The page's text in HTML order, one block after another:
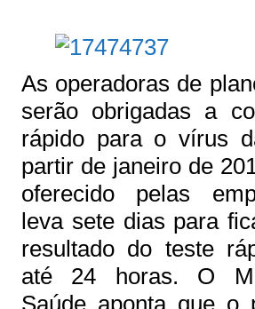
As operadoras de
serão obrigadas a
rápido para o vírus
partir de janeiro de
oferecido pelas
leva sete dias para
resultado do teste
até 24 horas. O
Saúde aponta que o